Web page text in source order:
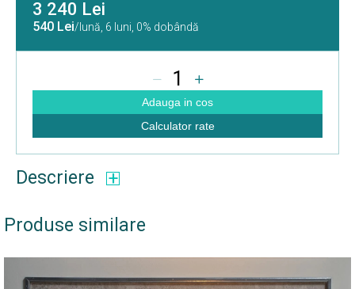
3 240 Lei
540 Lei/lună, 6 luni, 0% dobândă
1
Adauga in cos
Calculator rate
Descriere
Produse similare